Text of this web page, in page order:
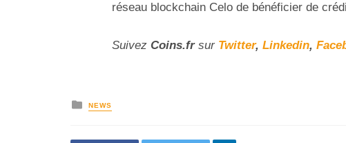
réseau blockchain Celo de bénéficier de
Suivez Coins.fr sur Twitter, Linkedin,
NEWS